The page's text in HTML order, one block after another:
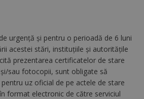
urgenţă şi pentru o perioadă de 6 luni
acestei stări, instituţiile şi autorităţile
prezentarea certificatelor de stare
sau fotocopii, sunt obligate să
uz oficial de pe actele de stare
format electronic de către serviciul